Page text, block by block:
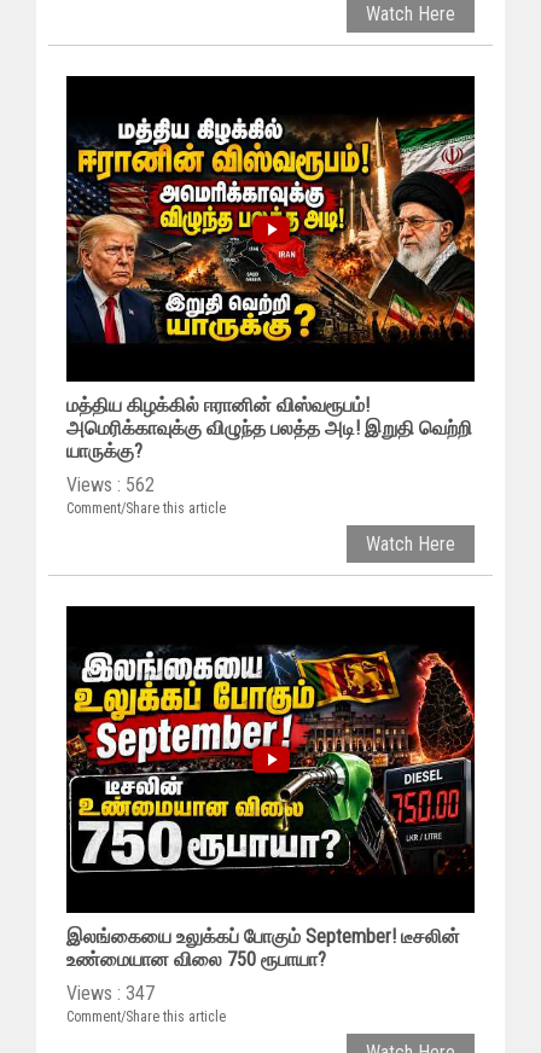
Watch Here
மத்திய கிழக்கில் ஈரானின் விஸ்வரூபம்!
அமெரிக்காவுக்கு விழுந்த பலத்த அடி! இறுதி வெற்றி
யாருக்கு?
Views : 562
Comment/Share this article
Watch Here
இலங்கையை உலுக்கப் போகும் September! டீசலின்
உண்மையான விலை 750 ரூபாயா?
Views : 347
Comment/Share this article